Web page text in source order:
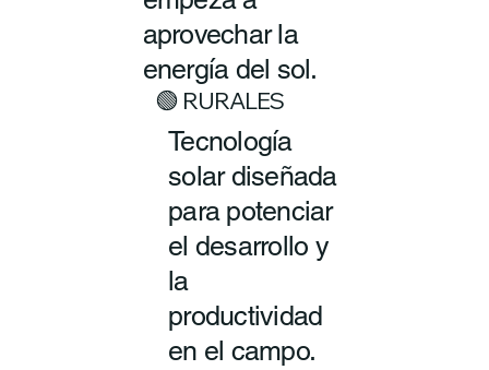
aprovechar la
energía del sol.
🟢 RURALES
Tecnología
solar diseñada
para potenciar
el desarrollo y
la
productividad
en el campo.